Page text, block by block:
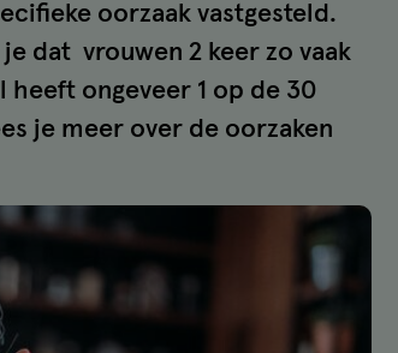
oorzaak vastgesteld.
dat vrouwen 2 keer zo vaak
ongeveer 1 op de 30
je meer over de oorzaken